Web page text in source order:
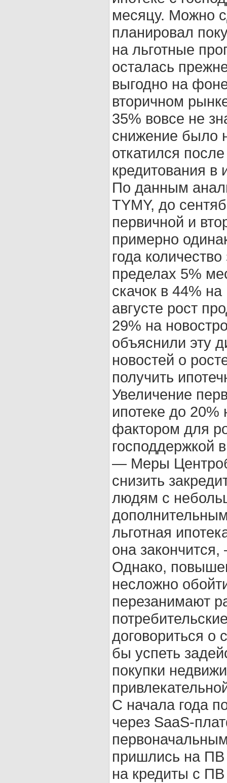
месяцу. Можно
планировал
на льготные
осталась
выгодно на
вторичном
35% вовсе не
снижение было
откатился
кредитования в
По данным
TYMY, до
первичной и
примерно
года
пределах 5%
скачок в 44%
августе рост
29% на
объяснили эту
новостей о
получить
Увеличение
ипотеке до
фактором для
господдержкой
— Меры
снизить
людям с
льготная
она
Однако,
несложно
перезанимают
договориться
бы успеть
покупки
С начала года
через SaaS-
пришлись на ПВ
на кредиты с